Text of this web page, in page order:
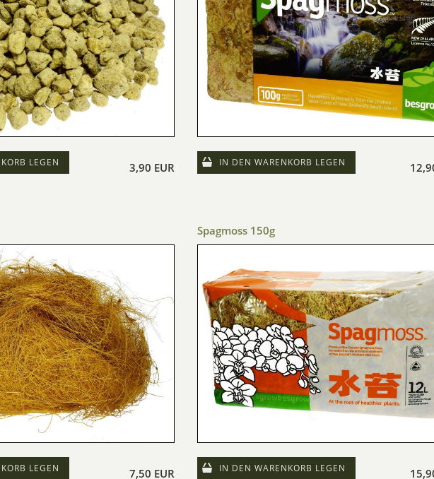
3,90 EUR
LEGEN
7,50 EUR
LEGEN
IN DEN WARENKORB LEGEN
Spagmoss 150g
IN DEN WARENKORB LEGEN